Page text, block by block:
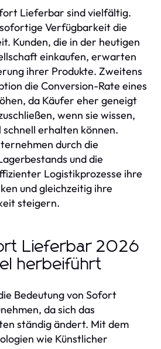
Lieferbar sind vielfältig.
Verfügbarkeit die
Kunden, die in der heutigen
einkaufen, erwarten
ihrer Produkte. Zweitens
die Conversion-Rate eines
da Käufer eher geneigt
wenn sie wissen,
erhalten können.
durch die
und die
Logistikprozesse ihre
und gleichzeitig ihre
steigern.
Lieferbar 2026
herbeiführt
Bedeutung von Sofort
da sich das
ständig ändert. Mit dem
wie Künstlicher